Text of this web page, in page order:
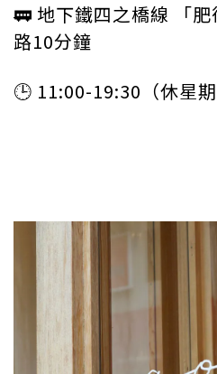
🚃 地下鐵四之橋線 「
路10分鐘
🕒 11:00-19:30（休星期